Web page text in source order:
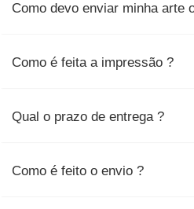
Como devo enviar minha arte
Como é feita a impressão ?
Qual o prazo de entrega ?
Como é feito o envio ?